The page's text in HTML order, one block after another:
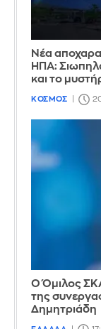
Νέα
ΗΠΑ:
και το
ΚΟΣΜΟΣ
Ο Όμιλος
της
Δημητριάδη